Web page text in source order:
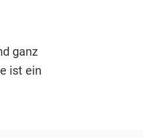
ganz
ist ein